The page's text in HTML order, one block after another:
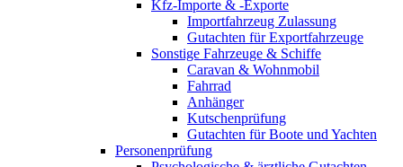
Kfz-Importe & -Exporte
Importfahrzeug Zulassung
Gutachten für Exportfahrzeuge
Sonstige Fahrzeuge & Schiffe
Caravan & Wohnmobil
Fahrrad
Anhänger
Kutschenprüfung
Gutachten für Boote und Yachten
Personenprüfung